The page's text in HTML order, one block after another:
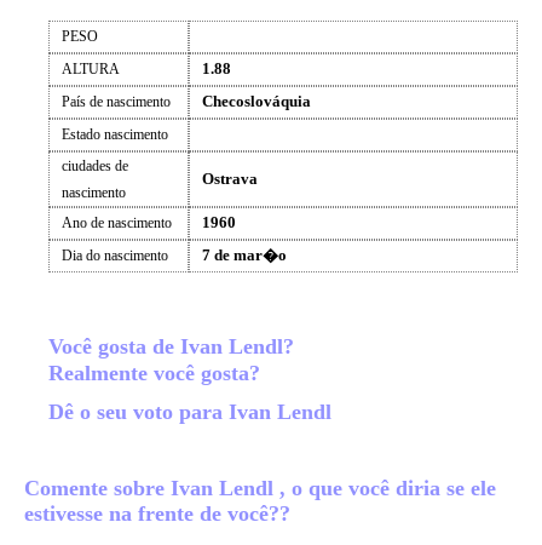
PESO
ALTURA
1.88
País de nascimento Checoslováquia
Estado nascimento
ciudades de
nascimento
Ostrava
Ano de nascimento 1960
Dia do nascimento 7 de mar�o
Você gosta de Ivan Lendl?
Realmente você gosta?
Dê o seu voto para Ivan Lendl
Comente sobre Ivan Lendl , o que você diria se ele
estivesse na frente de você??